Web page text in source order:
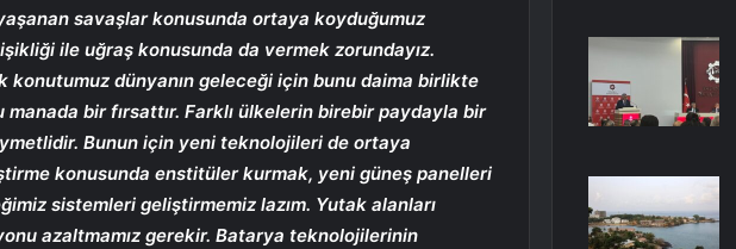
savaşlar konusunda ortaya koyduğumuz
ile uğraş konusunda da vermek zorundayız.
konutumuz dünyanın geleceği için bunu daima birlikte
bir fırsattır. Farklı ülkelerin birebir paydayla bir
Bunun için yeni teknolojileri de ortaya
konusunda enstitüler kurmak, yeni güneş panelleri
sistemleri geliştirmemiz lazım. Yutak alanları
azaltmamız gerekir. Batarya teknolojilerinin